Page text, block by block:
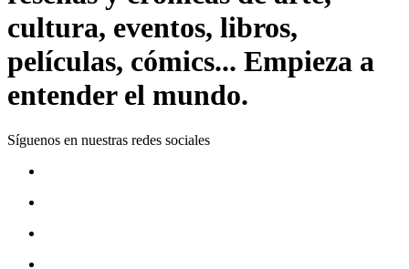
cultura, eventos, libros,
películas, cómics... Empieza a
entender el mundo.
Síguenos en nuestras redes sociales